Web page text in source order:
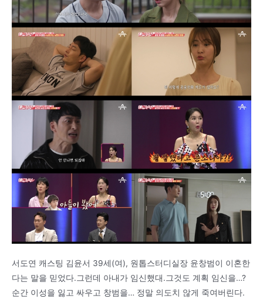
서도연 캐스팅 김윤서 39세(여), 원톱스터디실장 윤창범이 이혼한
다는 말을 믿었다.그런데 아내가 임신했대.그것도 계획 임신을…?
순간 이성을 잃고 싸우고 창범을… 정말 의도치 않게 죽여버린다.